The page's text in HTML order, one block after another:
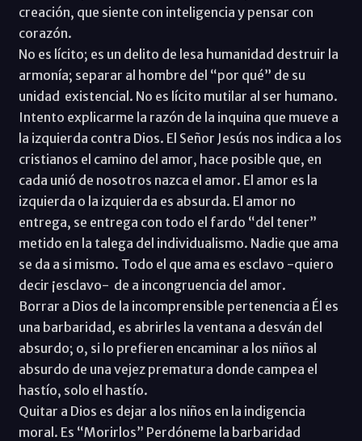
creación, que siente con inteligencia y pensar con
corazón.
No es lícito; es un delito de lesa humanidad destruir la
armonía; separar al hombre del “por qué” de su
unidad existencial. No es lícito mutilar al ser humano.
Intento explicarme la razón de la inquina que mueve a
la izquierda contra Dios. El Señor Jesús nos indica a los
cristianos el camino del amor, hace posible que, en
cada unió de nosotros nazca el amor. El amor es la
izquierda o la izquierda es absurda. El amor no
entrega, se entrega con todo el fardo “del tener”
metido en la talega del individualismo. Nadie que ama
se da a si mismo. Todo el que ama es esclavo -quiero
decir ¡esclavo- de a incongruencia del amor.
Borrar a Dios de la incomprensible pertenencia a Él es
una barbaridad, es abrirles la ventana a desván del
absurdo; o, si lo prefieren encaminar a los niños al
absurdo de una vejez prematura donde campea el
hastío, solo el hastío.
Quitar a Dios es dejar a los niños en la indigencia
moral. Es “Morirlos” Perdóneme la barbaridad